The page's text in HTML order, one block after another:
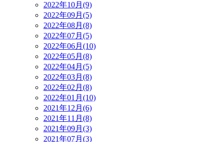
2022年10月(9)
2022年09月(5)
2022年08月(8)
2022年07月(5)
2022年06月(10)
2022年05月(8)
2022年04月(5)
2022年03月(8)
2022年02月(8)
2022年01月(10)
2021年12月(6)
2021年11月(8)
2021年09月(3)
2021年07月(3)